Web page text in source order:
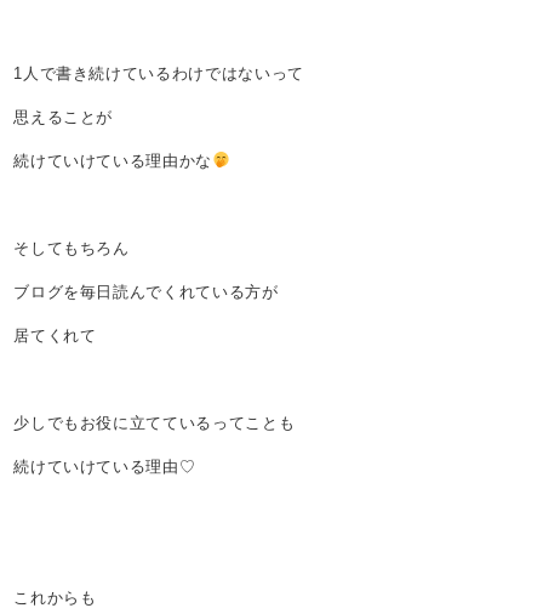
1人で書き続けているわけではないって
思えることが
続けていけている理由かな
そしてもちろん
ブログを毎日読んでくれている方が
居てくれて
少しでもお役に立てているってことも
続けていけている理由♡
これからも